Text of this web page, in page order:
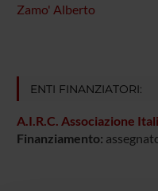
Zamo' Alberto
ENTI FINANZIATORI:
A.I.R.C. Associazione
Finanziamento: